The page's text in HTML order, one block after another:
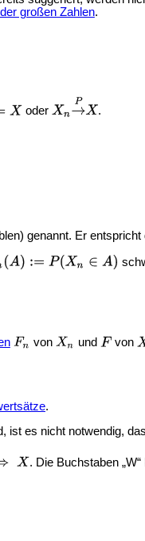
großen Zahlen.
oder .
genannt. Er entspricht
von und von
.
es nicht notwendig,
. Die Buchstaben